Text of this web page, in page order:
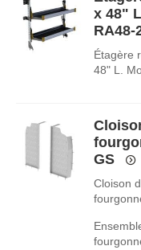
x 48"
RA48-
Étagère
48" L.
GS
Cloison